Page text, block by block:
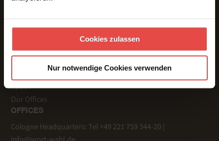
Cookies zulassen
Nur notwendige Cookies verwenden
Translations
References
Testimonials
About
Our Offices
OFFICES
Cologne Headquarters: Tel +49 221 759 344-20 |